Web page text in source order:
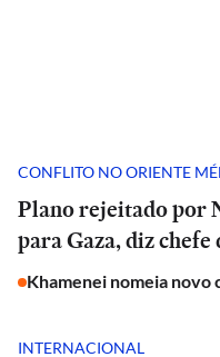
CONFLITO NO ORIENTE
Plano rejeitado por
para Gaza, diz
Khamenei nomeia
INTERNACIONAL